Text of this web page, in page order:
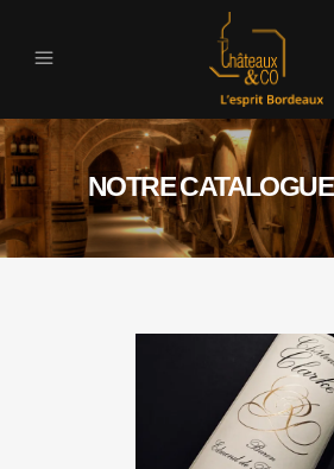
NOTRE CATALOGUE